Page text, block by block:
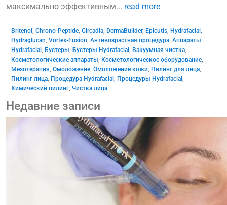
максимально эффективным... read more
Britenol Chrono-Peptide Circadia DermaBuilder, Epicutis Hydrafacial
Hydraglucan Vortex-Fusion Антивозрастная процедура Аппараты
Hydrafacial Бустеры Бустеры Hydrafacial Вакуумная чистка
Косметологические аппараты Косметологическое оборудование
Мезотерапия Омоложение Омоложение кожи Пилинг для лица
Пилинг лица Процедура Hydrafacial Процедуры Hydrafacial
Химический пилинг Чистка лица
Недавние записи